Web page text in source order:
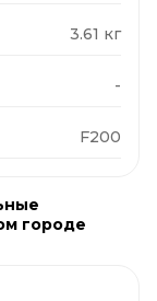
3.61 кг
-
F200
городе